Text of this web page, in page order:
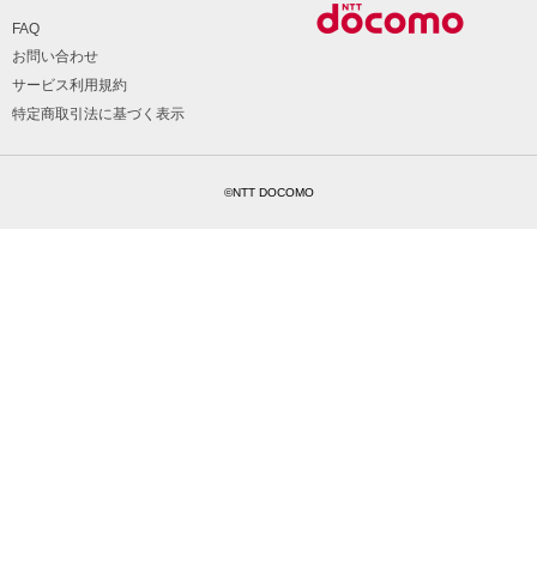
FAQ
お問い合わせ
サービス利用規約
特定商取引法に基づく表示
©NTT DOCOMO